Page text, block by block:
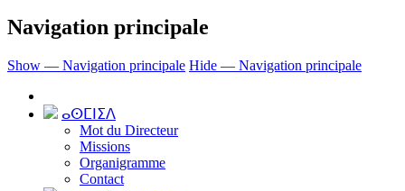
Navigation principale
Show — Navigation principale Hide — Navigation principale
ⴰⵙⵎⵏⵉⴷ
Mot du Directeur
Missions
Organigramme
Contact